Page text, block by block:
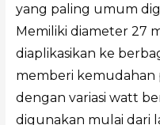
yang paling umum
Memiliki diameter 27
diaplikasikan ke
memberi kemudahan
dengan variasi watt
digunakan mulai dari